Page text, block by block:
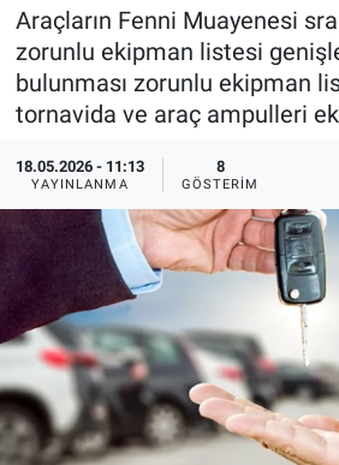
Araçların Fenni Muayenesi
zorunlu ekipman listesi
bulunması zorunlu ekipman
tornavida ve araç ampulleri
18.05.2026 - 11:13
YAYINLANMA
8
GÖSTERIM
Magazin
Tüm Haberler
İletişim
Künye
Trafik Durumu
Süper Lig Puan Durumu ve
Tüm Manşetler
Son Dakika Haberleri
Haber Arşivi